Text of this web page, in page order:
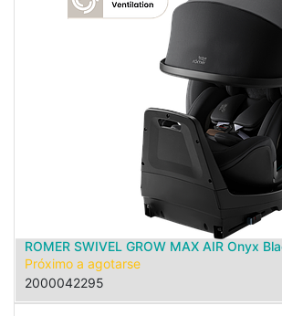
ROMER SWIVEL GROW MAX AIR Onyx
Próximo a agotarse
2000042295